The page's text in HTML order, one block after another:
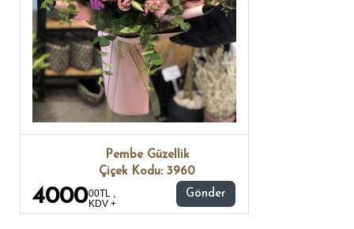
Pembe Güzellik
Çiçek Kodu: 3960
400000TL ,
KDV +
Gönder